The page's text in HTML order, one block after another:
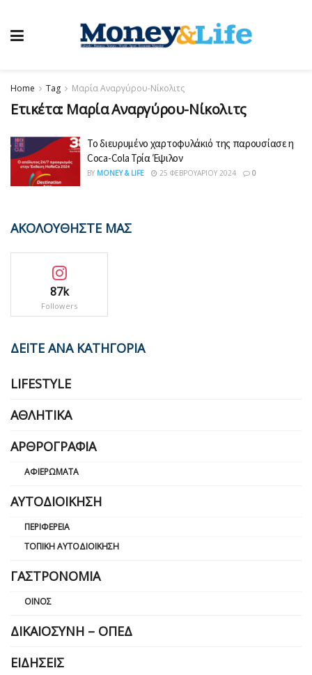
Home Tag Μαρία Αναργύρου-Νίκολιτς
Ετικέτα: Μαρία Αναργύρου-Νίκολιτς
Το διευρυμένο χαρτοφυλάκιό της παρουσίασε η
Coca-Cola Τρία Έψιλον
BY MONEY & LIFE 25 ΦΕΒΡΟΥΑΡΊΟΥ 2024 0
ΑΚΟΛΟΥΘΗΣΤΕ ΜΑΣ
87k
Followers
ΔΕΙΤΕ ΑΝΑ ΚΑΤΗΓΟΡΙΑ
LIFESTYLE
ΑΘΛΗΤΙΚΆ
ΑΡΘΡΟΓΡΑΦΊΑ
ΑΦΙΕΡΏΜΑΤΑ
ΑΥΤΟΔΙΟΊΚΗΣΗ
ΠΕΡΙΦΈΡΕΙΑ
ΤΟΠΙΚΉ ΑΥΤΟΔΙΟΊΚΗΣΗ
ΓΑΣΤΡΟΝΟΜΊΑ
ΟΊΝΟΣ
ΔΙΚΑΙΟΣΎΝΗ – ΟΠΕΔ
ΕΙΔΉΣΕΙΣ